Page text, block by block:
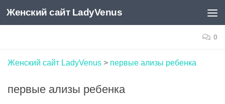
Skip to content
Женский сайт LadyVenus
0
Женский сайт LadyVenus > первые ализы ребенка
первые ализы ребенка